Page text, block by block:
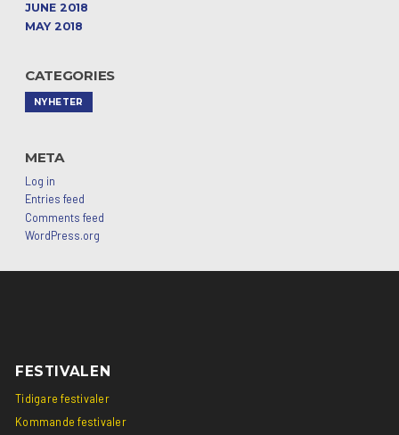
JUNE 2018
MAY 2018
CATEGORIES
NYHETER
META
Log in
Entries feed
Comments feed
WordPress.org
FESTIVALEN
Tidigare festivaler
Kommande festivaler